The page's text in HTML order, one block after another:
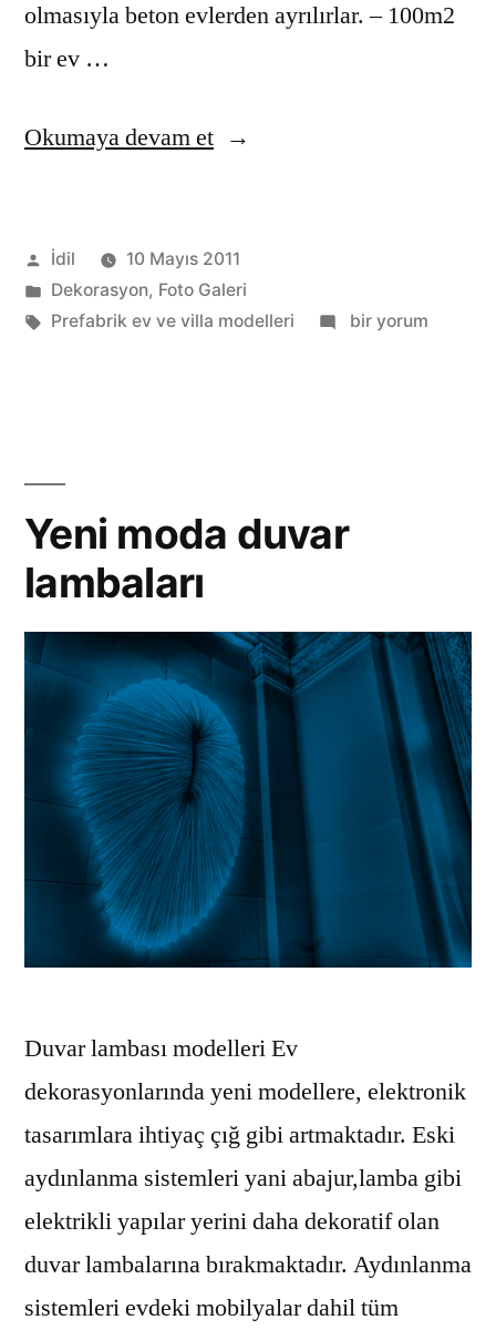
olmasıyla beton evlerden ayrılırlar. – 100m2
bir ev …
Okumaya devam et“Prefabrik
villalar”
Gönderen:
İdil
10 Mayıs 2011
Kategori:
Dekorasyon, Foto Galeri
Etiketler:
Prefabrik ev ve villa modelleri
Prefabrik
bir yorum
Yeni moda duvar
lambaları
Duvar lambası modelleri Ev
dekorasyonlarında yeni modellere, elektronik
tasarımlara ihtiyaç çığ gibi artmaktadır. Eski
aydınlanma sistemleri yani abajur,lamba gibi
elektrikli yapılar yerini daha dekoratif olan
duvar lambalarına bırakmaktadır. Aydınlanma
sistemleri evdeki mobilyalar dahil tüm